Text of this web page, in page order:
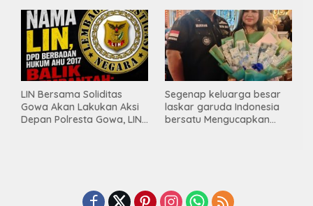
INDONESIA BERSATU
LIN Bersama Soliditas
Gowa Akan Lakukan Aksi
Depan Polresta Gowa, LIN
Segenap keluarga besar
laskar garuda Indonesia
bersatu Mengucapkan